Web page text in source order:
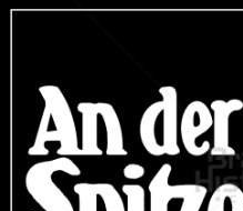
Feinseifen- und